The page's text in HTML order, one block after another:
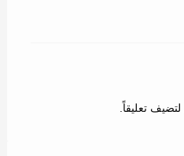
لتضيف تعليقاً.